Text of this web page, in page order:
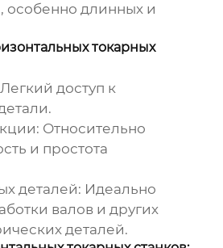
особенно длинных и
токарных
Легкий доступ к
Относительно
и простота
деталей: Идеально
валов и других
деталей.